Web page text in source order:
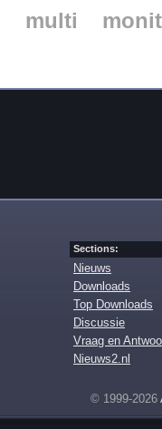
multi
Sections:
Nieuws
Downloads
Top Downloads
Discussie
Vraag en
Nieuws2.nl
© 1999-2026